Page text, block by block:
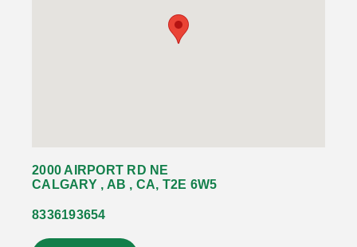
2000 AIRPORT RD NE
CALGARY , AB , CA, T2E 6W5
8336193654